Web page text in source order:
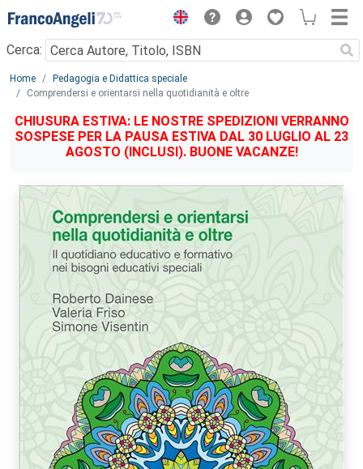
Menu
Cerca:
Main content
Home
Pedagogia e Didattica speciale
Comprendersi e orientarsi nella quotidianità e oltre
CHIUSURA ESTIVA: LE NOSTRE SPEDIZIONI VERRANNO
SOSPESE PER LA PAUSA ESTIVA DAL 30 LUGLIO AL 23
AGOSTO (INCLUSI). BUONE VACANZE!